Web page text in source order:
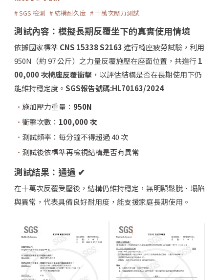
# SGS 檢測 # 結構耐久度 # 十萬次壓力測試
測試內容：模擬長期反覆坐下的真實使用情境
依據國家標準CNS 15338 S2163進行椅座疲勞試驗，利用
950N（約 97 公斤）之力量反覆施壓在座面位置，共進行1
00,000 次椅座反覆衝擊 ，以評估結構是否在長期使用下仍
能維持穩定度。 SGS報告號碼:HL70163/2024
施加壓力重量： 950N
衝擊次數： 100,000 次
測試頻率：每分鐘不得超過 40 次
測試後依標準再檢視結構是否有異常
測試結果：通過 ✔
在十萬次反覆受壓後，結構仍維持穩定，無明顯鬆脫、塌陷
與異常，代表具備良好耐用度，能支援家庭長期使用。